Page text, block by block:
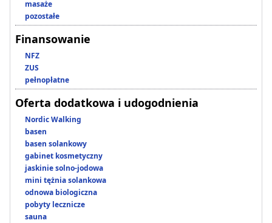
masaże
pozostałe
Finansowanie
NFZ
ZUS
pełnopłatne
Oferta dodatkowa i udogodnienia
Nordic Walking
basen
basen solankowy
gabinet kosmetyczny
jaskinie solno-jodowa
mini tężnia solankowa
odnowa biologiczna
pobyty lecznicze
sauna